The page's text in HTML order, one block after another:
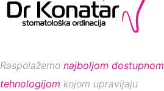
Raspolažemo najboljom dostupnom
tehnologijom kojom upravljaju